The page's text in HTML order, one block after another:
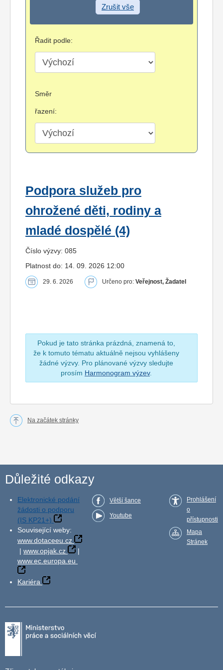
Zrušit vše
Řadit podle:
Směr
řazení:
Podpora služeb pro
ohrožené děti, rodiny a
mladé dospělé (4)
Číslo výzvy: 085
Platnost do: 14. 09. 2026 12:00
29. 6. 2026 Určeno pro: Veřejnost, Žadatel
Pokud je tato stránka prázdná, znamená to,
že k tomuto tématu aktuálně nejsou vyhlášeny
žádné výzvy. Pro plánované výzvy sledujte
prosím Harmonogram výzev.
Na začátek stránky
Důležité odkazy
Elektronické podání
žádosti o podporu
(IS KP21+)
Související weby:
www.dotaceeu.cz
| www.opjak.cz
|
www.ec.europa.eu
Kariéra
Větší šance
Youtube
Prohlášení
o
přístupnosti
Mapa
Stránek